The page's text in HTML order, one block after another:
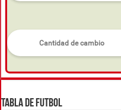
TABLA DE FUTBOL